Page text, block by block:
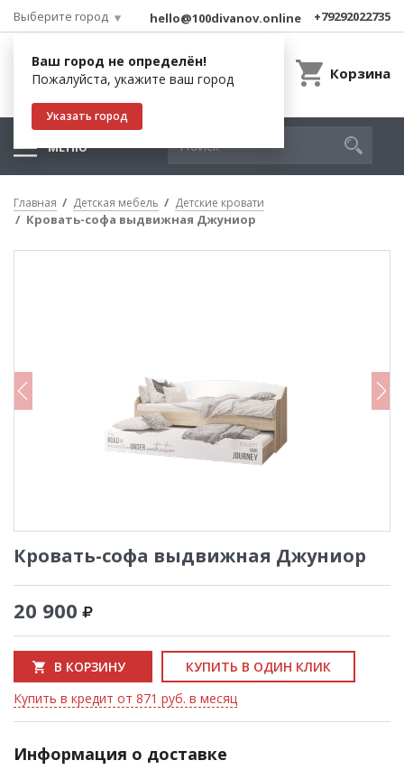
Выберите город
Ваш город не определён!
Пожалуйста, укажите ваш город
Указать город
hello@100divanov.online +79292022735
Корзина
МЕНЮ
Главная Детская мебель Детские кровати
Кровать-софа выдвижная Джуниор
Кровать-софа выдвижная Джуниор
20 900
В КОРЗИНУ
КУПИТЬ В ОДИН КЛИК
Купить в кредит от 871 руб. в месяц
Информация о доставке